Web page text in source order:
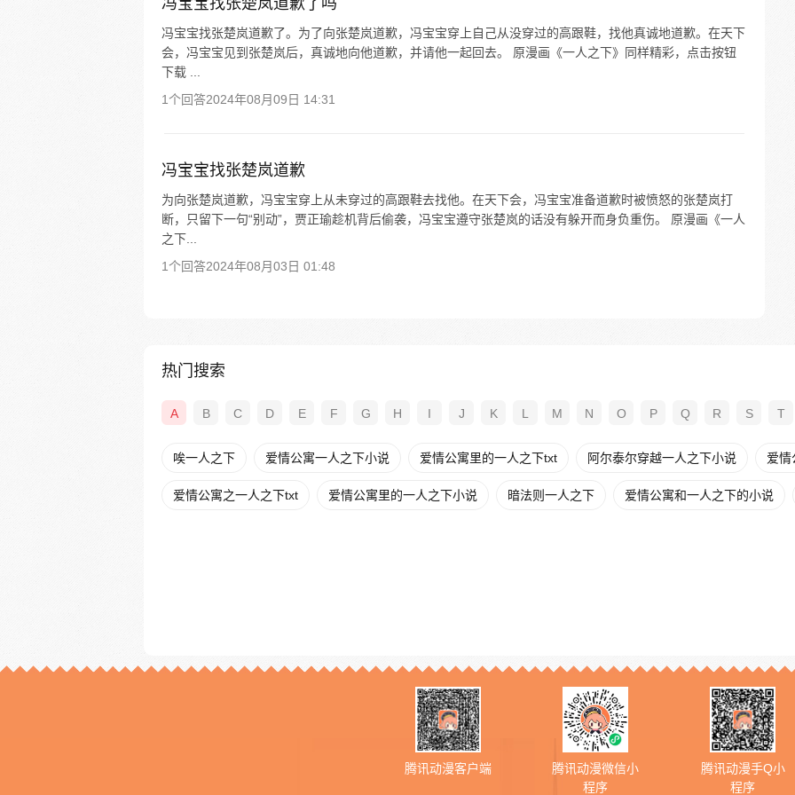
冯宝宝找张楚岚道歉了吗
冯宝宝找张楚岚道歉了。为了向张楚岚道歉，冯宝宝穿上自己从没穿过的高跟鞋，找他真诚地道歉。在天下
会，冯宝宝见到张楚岚后，真诚地向他道歉，并请他一起回去。 原漫画《一人之下》同样精彩，点击按钮
下载 ...
1个回答2024年08月09日 14:31
冯宝宝找张楚岚道歉
为向张楚岚道歉，冯宝宝穿上从未穿过的高跟鞋去找他。在天下会，冯宝宝准备道歉时被愤怒的张楚岚打
断，只留下一句“别动”，贾正瑜趁机背后偷袭，冯宝宝遵守张楚岚的话没有躲开而身负重伤。 原漫画《一人
之下...
1个回答2024年08月03日 01:48
热门搜索
A B C D E F G H I J K L M N O P Q R S T
唉一人之下 爱情公寓一人之下小说 爱情公寓里的一人之下txt 阿尔泰尔穿越一人之下小说 爱情
爱情公寓之一人之下txt 爱情公寓里的一人之下小说 暗法则一人之下 爱情公寓和一人之下的小说
腾讯动漫客户端
腾讯动漫微信小
程序
腾讯动漫手Q小
程序